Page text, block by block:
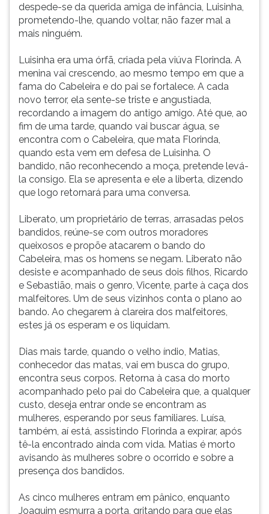
despede-se da querida amiga de infância, Luisinha,
prometendo-lhe, quando voltar, não fazer mal a
mais ninguém.
Luisinha era uma órfã, criada pela viúva Florinda. A
menina vai crescendo, ao mesmo tempo em que a
fama do Cabeleira e do pai se fortalece. A cada
novo terror, ela sente-se triste e angustiada,
recordando a imagem do antigo amigo. Até que, ao
fim de uma tarde, quando vai buscar água, se
encontra com o Cabeleira, que mata Florinda,
quando esta vem em defesa de Luisinha. O
bandido, não reconhecendo a moça, pretende levá-
la consigo. Ela se apresenta e ele a liberta, dizendo
que logo retornará para uma conversa.
Liberato, um proprietário de terras, arrasadas pelos
bandidos, reúne-se com outros moradores
queixosos e propõe atacarem o bando do
Cabeleira, mas os homens se negam. Liberato não
desiste e acompanhado de seus dois filhos, Ricardo
e Sebastião, mais o genro, Vicente, parte à caça dos
malfeitores. Um de seus vizinhos conta o plano ao
bando. Ao chegarem à clareira dos malfeitores,
estes já os esperam e os liquidam.
Dias mais tarde, quando o velho índio, Matias,
conhecedor das matas, vai em busca do grupo,
encontra seus corpos. Retorna à casa do morto
acompanhado pelo pai do Cabeleira que, a qualquer
custo, deseja entrar onde se encontram as
mulheres, esperando por seus familiares. Luísa,
também, aí está, assistindo Florinda a expirar, após
tê-la encontrado ainda com vida. Matias é morto
avisando às mulheres sobre o ocorrido e sobre a
presença dos bandidos.
As cinco mulheres entram em pânico, enquanto
Joaquim esmurra a porta, gritando para que elas